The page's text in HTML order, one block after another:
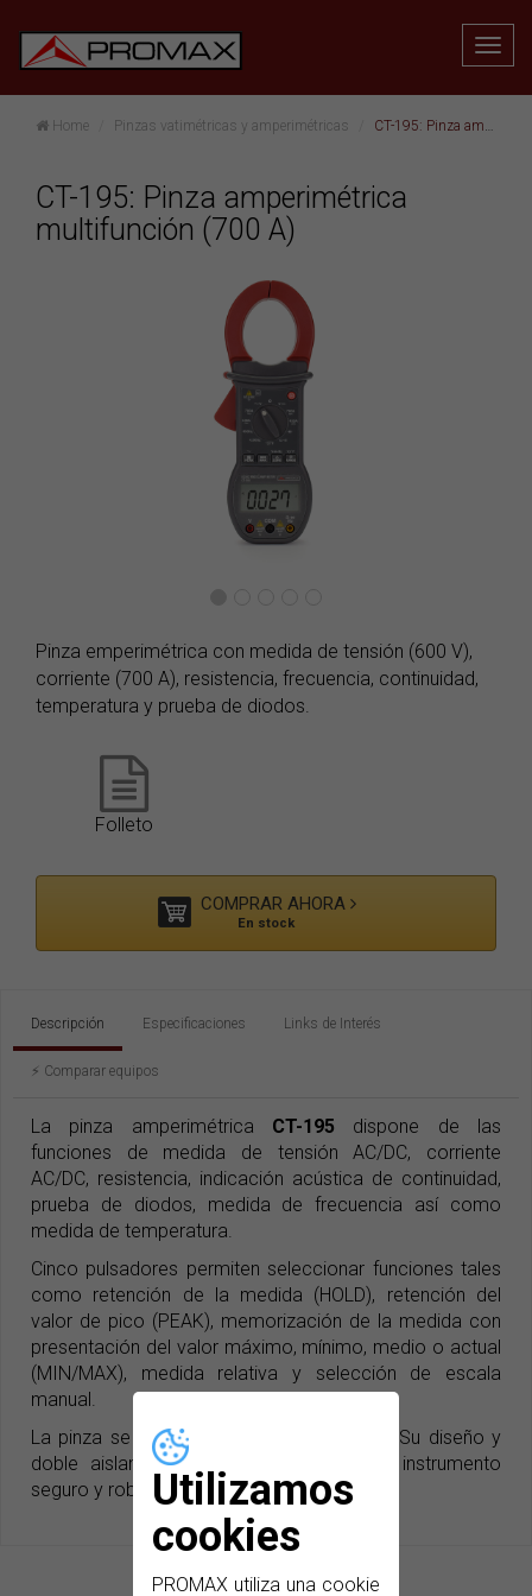
Utilizamos
cookies
PROMAX utiliza una cookie
Home Pinzas vatimétricas y amperimétricas CT-195: Pinza amperimétrica multifunción (700 A)
CT-195: Pinza amperimétrica
multifunción (700 A)
Pinza emperimétrica con medida de tensión (600 V),
corriente (700 A), resistencia, frecuencia, continuidad,
temperatura y prueba de diodos.
Folleto
COMPRAR AHORA
En stock
Descripción Especificaciones Links de Interés
⚡️ Comparar equipos
La pinza amperimétrica CT-195 dispone de las
funciones de medida de tensión AC/DC, corriente
AC/DC, resistencia, indicación acústica de continuidad,
prueba de diodos, medida de frecuencia así como
medida de temperatura.
Cinco pulsadores permiten seleccionar funciones tales
como retención de la medida (HOLD), retención del
valor de pico (PEAK), memorización de la medida con
presentación del valor máximo, mínimo, medio o actual
(MIN/MAX), medida relativa y selección de escala
manual.
La pinza se alimenta con una pila de 9 V. Su diseño y
doble aislamiento hacen del
un instrumento
seguro y robusto.